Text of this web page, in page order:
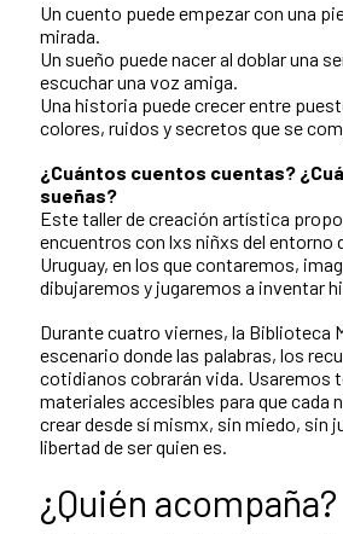
Un cuento puede empezar con una
mirada.
Un sueño puede nacer al doblar una
escuchar una voz amiga.
Una historia puede crecer entre
colores, ruidos y secretos que se
¿Cuántos cuentos cuentas?
sueñas?
Este taller de creación artística
encuentros con lxs niñxs del entorno
Uruguay, en los que contaremos,
dibujaremos y jugaremos a inventar
Durante cuatro viernes, la Biblioteca
escenario donde las palabras, los
cotidianos cobrarán vida. Usaremos
materiales accesibles para que cada
crear desde sí mismx, sin miedo, sin
libertad de ser quien es.
¿Quién acompaña?